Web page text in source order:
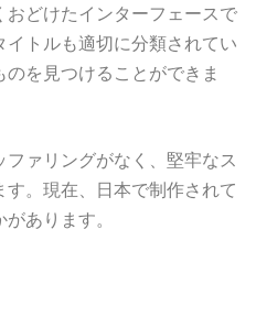
どけたインターフェースで
トルも適切に分類されてい
を見つけることができま
ァリングがなく、堅牢なス
す。現在、日本で制作されて
あります。